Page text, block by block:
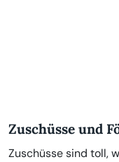
Zuschüsse und
Zuschüsse sind toll,